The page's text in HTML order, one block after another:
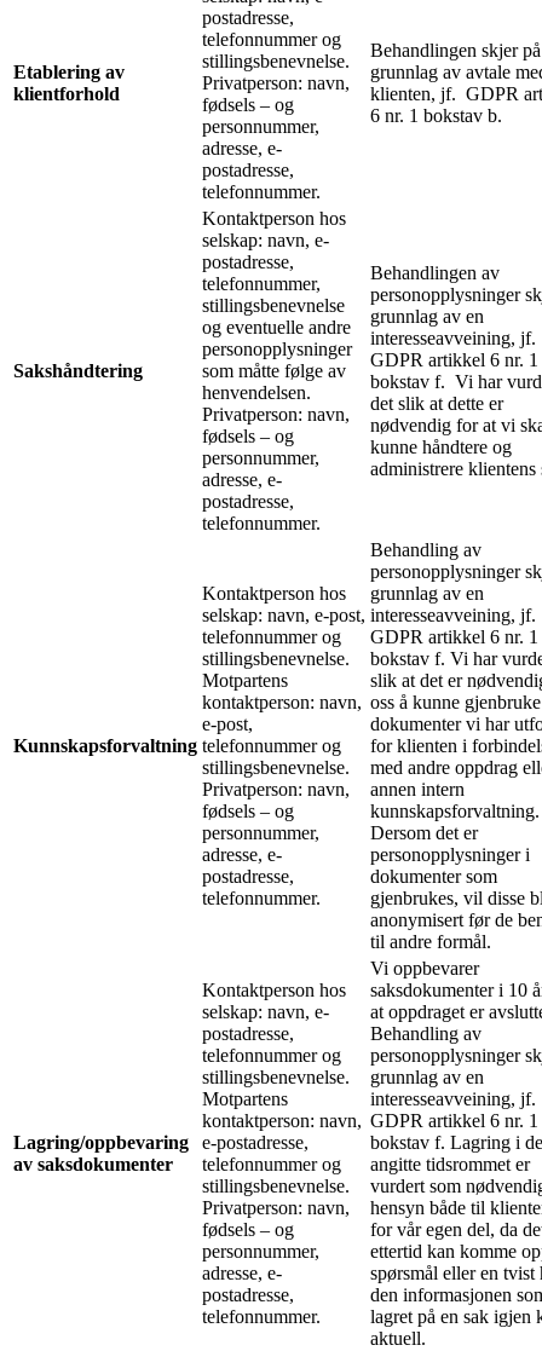
Etablering av
klientforhold
postadresse,
telefonnummer og
stillingsbenevnelse.
Privatperson: navn,
fødsels – og
personnummer,
adresse, e-
postadresse,
telefonnummer.
Behandlingen skjer på
grunnlag av avtale
klienten, jf. GDPR
6 nr. 1 bokstav b.
Sakshåndtering
Kontaktperson hos
selskap: navn, e-
postadresse,
telefonnummer,
stillingsbenevnelse
og eventuelle andre
personopplysninger
som måtte følge av
henvendelsen.
Privatperson: navn,
fødsels – og
personnummer,
adresse, e-
postadresse,
telefonnummer.
Behandlingen av
personopplysninger
grunnlag av en
interesseavveining, jf.
GDPR artikkel 6 nr. 1
bokstav f. Vi har
det slik at dette er
nødvendig for at vi
kunne håndtere og
administrere klientens
Kunnskapsforvaltning
Kontaktperson hos
selskap: navn, e-post,
telefonnummer og
stillingsbenevnelse.
Motpartens
kontaktperson: navn,
e-post,
telefonnummer og
stillingsbenevnelse.
Privatperson: navn,
fødsels – og
personnummer,
adresse, e-
postadresse,
telefonnummer.
Behandling av
personopplysninger
grunnlag av en
interesseavveining, jf.
GDPR artikkel 6 nr. 1
bokstav f. Vi har
slik at det er
oss å kunne gjenbruke
dokumenter vi har
for klienten i
med andre oppdrag
annen intern
kunnskapsforvaltning.
Dersom det er
personopplysninger i
dokumenter som
gjenbrukes, vil disse
anonymisert før de
til andre formål.
Lagring/oppbevaring
av saksdokumenter
Kontaktperson hos
selskap: navn, e-
postadresse,
telefonnummer og
stillingsbenevnelse.
Motpartens
kontaktperson: navn,
e-postadresse,
telefonnummer og
stillingsbenevnelse.
Privatperson: navn,
fødsels – og
personnummer,
adresse, e-
postadresse,
telefonnummer.
Vi oppbevarer
saksdokumenter i 10
at oppdraget er
Behandling av
personopplysninger
grunnlag av en
interesseavveining, jf.
GDPR artikkel 6 nr. 1
bokstav f. Lagring i
angitte tidsrommet er
vurdert som
hensyn både til
for vår egen del, da
ettertid kan komme
spørsmål eller en tvist
den informasjonen
lagret på en sak igjen
aktuell.